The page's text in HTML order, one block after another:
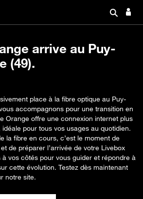
arrive au Puy-
(49).
place à la fibre optique au Puy-
accompagnons pour une transition en
Orange offre une connexion internet plus
pour tous vos usages au quotidien.
la fibre en cours, c’est le moment de
de préparer l’arrivée de votre Livebox
vos côtés pour vous guider et répondre à
cette évolution. Testez dès maintenant
notre site.